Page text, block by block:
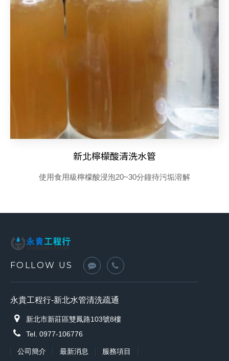
新北檸檬酸清洗水管
使用食用級檸檬酸浸泡20~30分鐘待污垢溶解
FOLLOW US
永貴工程行-新北水管清洗疏通
新北市新莊區雙鳳路103號8樓
Tel. 0977-106776
公司簡介 最新消息
服務項目